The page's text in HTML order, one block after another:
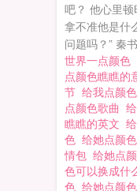
吧？ 他心里
拿不准他是什
问题吗？” 秦
世界一点颜色
点颜色瞧瞧的
节 给我点颜色
点颜色歌曲
瞧瞧的英文
色 给她点颜
情包 给她点
色可以换成什
色 给她点颜